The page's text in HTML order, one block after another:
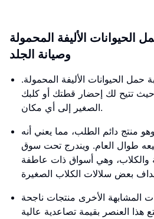
الأليفة المحمولة
وصيانة الجلد
حمل الحيوانات الأليفة المحمولة.
تتيح لك إحضار قطتك أو كلبك
الصغير إلى أي مكان.
وهو منتج دائم الطلب، مما يعني أنه
طوال العام. ويندرج تحت سوق
والكلاب، وهي أسواق ذات عاطفة
المشابهة الأخرى منتجات ناجحة
العنصر بقيمة تصاعدية عالية